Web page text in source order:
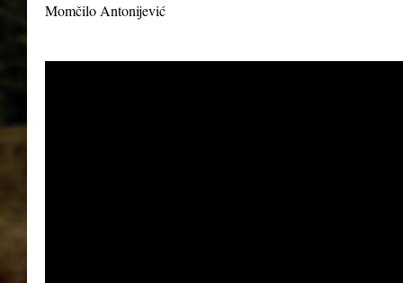
Momčilo Antonijević